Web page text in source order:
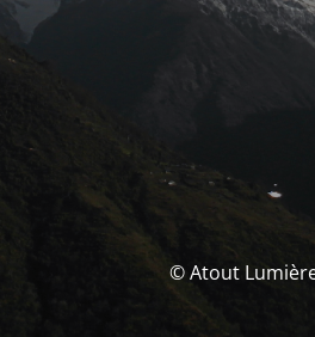
© Atout